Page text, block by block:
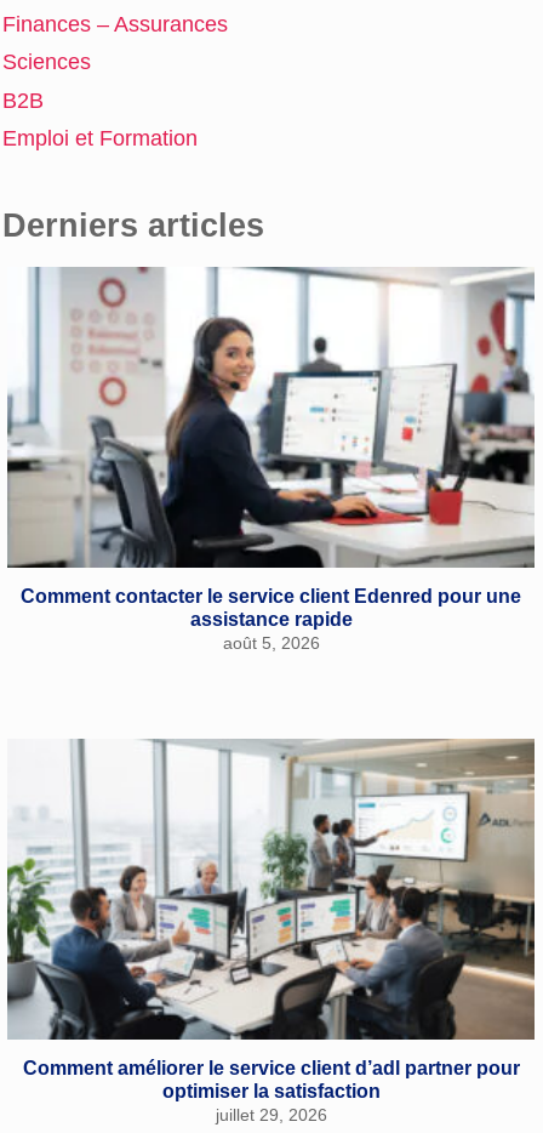
Finances – Assurances
Sciences
B2B
Emploi et Formation
Derniers articles
Comment contacter le service client Edenred pour une
assistance rapide
août 5, 2026
Comment améliorer le service client d’adl partner pour
optimiser la satisfaction
juillet 29, 2026